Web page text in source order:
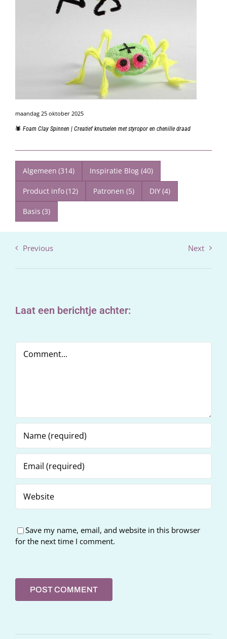
maandag 25 oktober 2025
🕷️ Foam Clay Spinnen | Creatief knutselen met styropor en chenille draad
Algemeen (314) Inspiratie Blog (40)
Product info(12) Patronen (5) DIY(4)
Basis (3)
Previous Next
Laat een berichtje achter:
Comment
Save my name, email, and website in this browser
for the next time I comment.